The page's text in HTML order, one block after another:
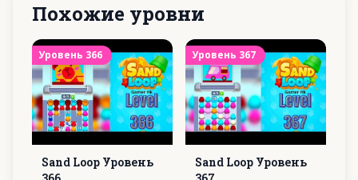
Похожие уровни
Уровень 366
Sand Loop Уровень
Уровень 367
Sand Loop Уровень